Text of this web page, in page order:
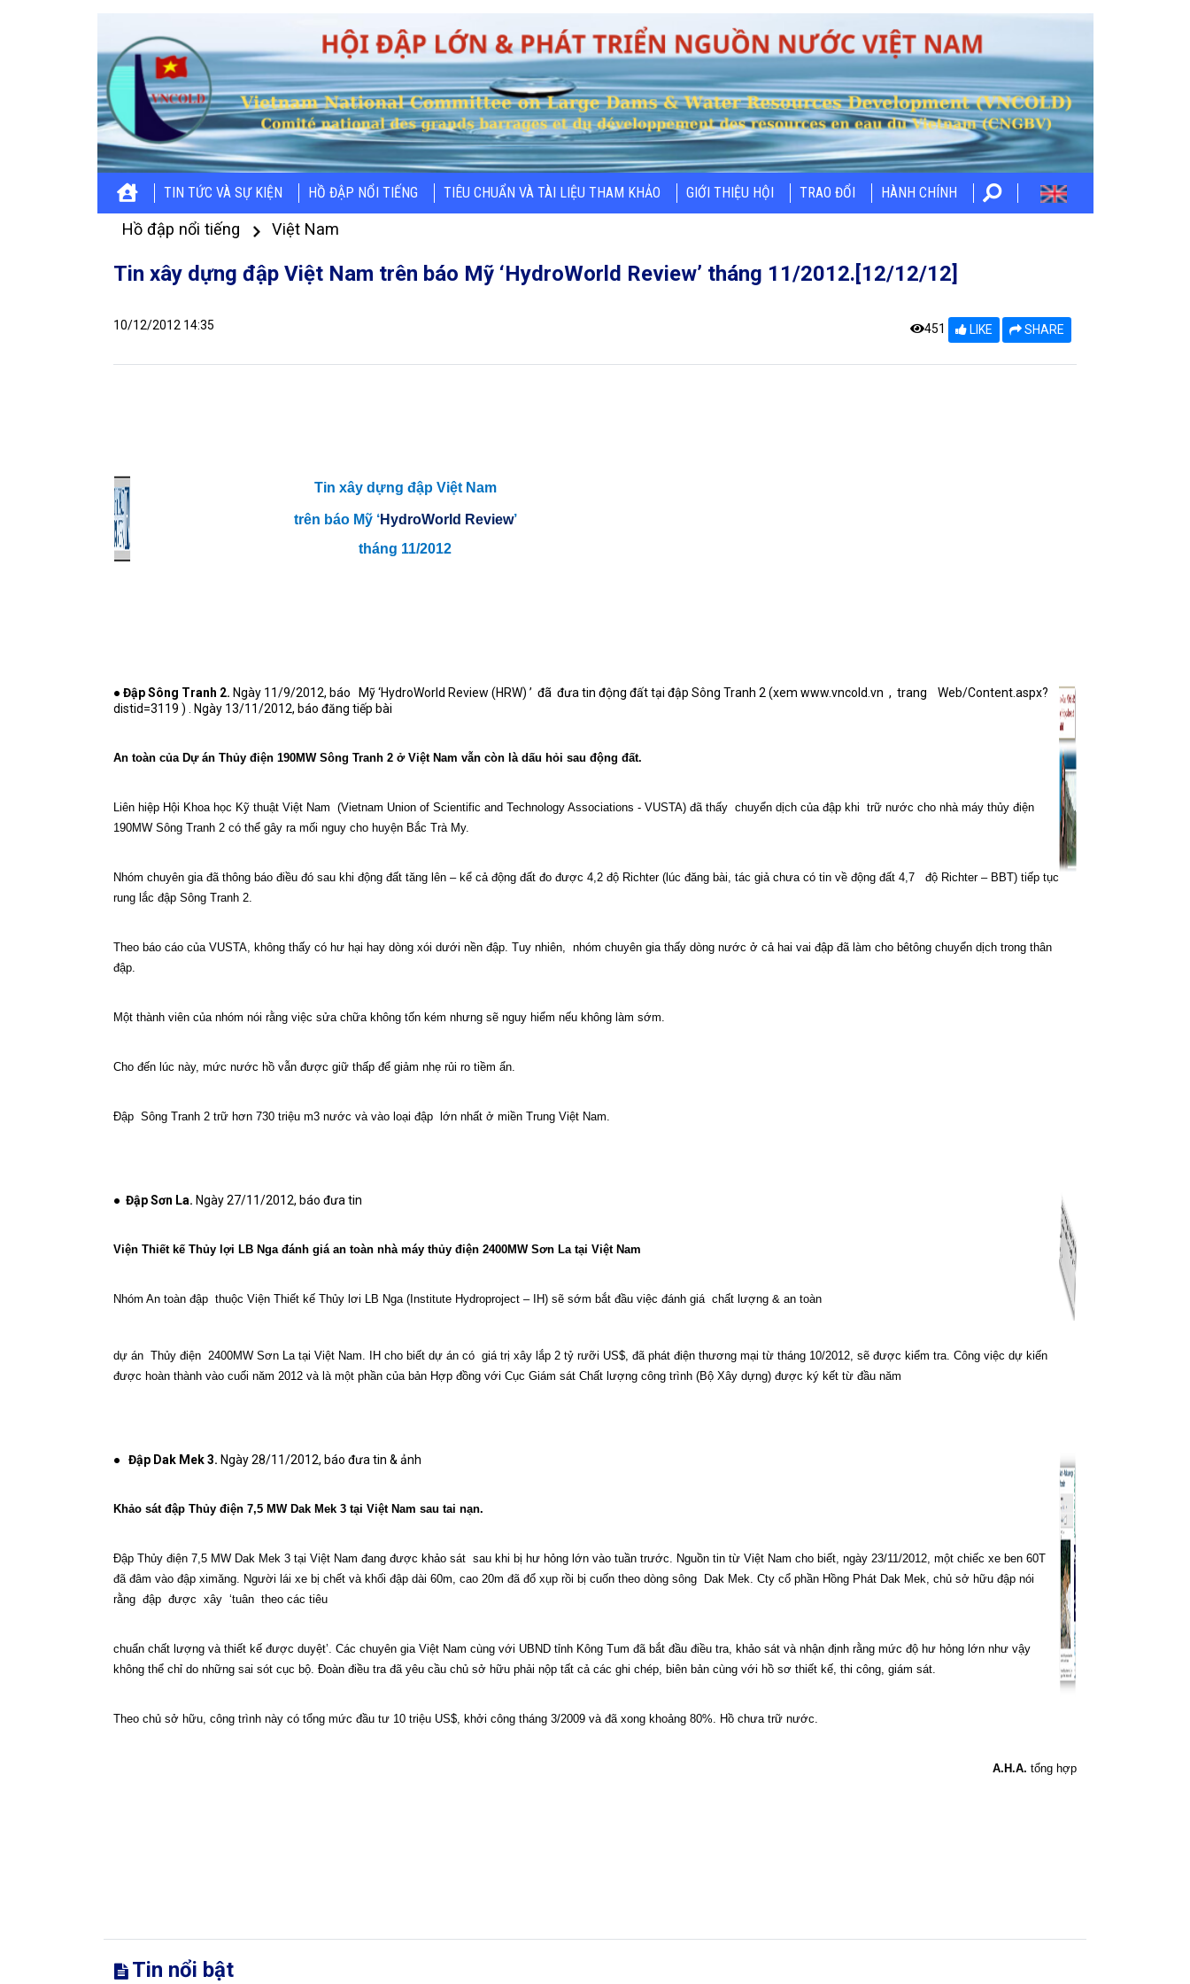
TIN TỨC VÀ SỰ KIỆN HỒ ĐẬP NỔI TIẾNG TIÊU CHUẨN VÀ TÀI LIỆU THAM KHẢO GIỚI THIỆU HỘI TRAO ĐỔI HÀNH CHÍNH
Hồ đập nổi tiếng Việt Nam
Tin xây dựng đập Việt Nam trên báo Mỹ ‘HydroWorld Review’ tháng 11/2012.[12/12/12]
10/12/2012 14:35 451 LIKE SHARE
Tin xây dựng đập Việt Nam
trên báo Mỹ ‘HydroWorld Review’
tháng 11/2012
● Đập Sông Tranh 2. Ngày 11/9/2012, báo Mỹ ‘HydroWorld Review (HRW) ’ đã đưa tin động đất tại đập Sông Tranh 2 (xem www.vncold.vn , trang
Web/Content.aspx?
distid=3119 ) . Ngày 13/11/2012, báo đăng tiếp bài
An toàn của Dự án Thủy điện 190MW Sông Tranh 2 ở Việt Nam vẫn còn là dấu hỏi sau động đất.
Liên hiệp Hội Khoa học Kỹ thuật Việt Nam (Vietnam Union of Scientific and Technology Associations - VUSTA) đã thấy chuyển dịch của đập khi trữ nước cho nhà máy thủy điện
190MW Sông Tranh 2 có thể gây ra mối nguy cho huyện Bắc Trà My.
Nhóm chuyên gia đã thông báo điều đó sau khi động đất tăng lên – kể cả động đất đo được 4,2 độ Richter (lúc đăng bài, tác giả chưa có tin về động đất 4,7
độ Richter – BBT) tiếp tục
rung lắc đập Sông Tranh 2.
Theo báo cáo của VUSTA, không thấy có hư hại hay dòng xói dưới nền đập. Tuy nhiên, nhóm chuyên gia thấy dòng nước ở cả hai vai đập đã làm cho bêtông chuyển dịch trong thân
đập.
Một thành viên của nhóm nói rằng việc sửa chữa không tốn kém nhưng sẽ nguy hiểm nếu không làm sớm.
Cho đến lúc này, mức nước hồ vẫn được giữ thấp để giảm nhẹ rủi ro tiềm ẩn.
Đập Sông Tranh 2 trữ hơn 730 triệu m3 nước và vào loại đập lớn nhất ở miền Trung Việt Nam.
● Đập Sơn La. Ngày 27/11/2012, báo đưa tin
Viện Thiết kế Thủy lợi LB Nga đánh giá an toàn nhà máy thủy điện 2400MW Sơn La tại Việt Nam
Nhóm An toàn đập thuộc Viện Thiết kế Thủy lơi LB Nga (Institute Hydroproject – IH) sẽ sớm bắt đầu việc đánh giá chất lượng & an toàn
dự án Thủy điện 2400MW Sơn La tại Việt Nam. IH cho biết dự án có giá trị xây lắp 2 tỷ rưỡi US$, đã phát điện thương mại từ tháng 10/2012, sẽ được kiểm tra. Công việc dự kiến
được hoàn thành vào cuối năm 2012 và là một phần của bản Hợp đồng với Cục Giám sát Chất lượng công trình (Bộ Xây dựng) được ký kết từ đầu năm
● Đập Dak Mek 3. Ngày 28/11/2012, báo đưa tin & ảnh
Khảo sát đập Thủy điện 7,5 MW Dak Mek 3 tại Việt Nam sau tai nạn.
Đập Thủy điện 7,5 MW Dak Mek 3 tại Việt Nam đang được khảo sát sau khi bị hư hỏng lớn vào tuần trước. Nguồn tin từ Việt Nam cho biết, ngày 23/11/2012, một chiếc xe ben 60T
đã đâm vào đập ximăng. Người lái xe bị chết và khối đập dài 60m, cao 20m đã đổ xụp rồi bị cuốn theo dòng sông
Dak Mek. Cty cổ phần Hồng Phát Dak Mek, chủ sở hữu đập nói
rằng đập được xây ‘tuân theo các tiêu
chuẩn chất lượng và thiết kế được duyệt’. Các chuyên gia Việt Nam cùng với UBND tỉnh Kông Tum đã bắt đầu điều tra, khảo sát và nhận định rằng mức độ hư hỏng lớn như vậy
không thể chỉ do những sai sót cục bộ. Đoàn điều tra đã yêu cầu chủ sở hữu phải nộp tất cả các ghi chép, biên bản cùng với hồ sơ thiết kế, thi công, giám sát.
Theo chủ sở hữu, công trình này có tổng mức đầu tư 10 triệu US$, khởi công tháng 3/2009 và đã xong khoảng 80%. Hồ chưa trữ nước.
A.H.A. tổng hợp
Tin nổi bật